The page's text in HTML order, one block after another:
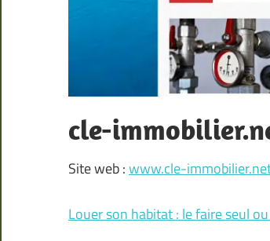
cle-
Site web :www.cle-
Louer son habitat : le faire seul